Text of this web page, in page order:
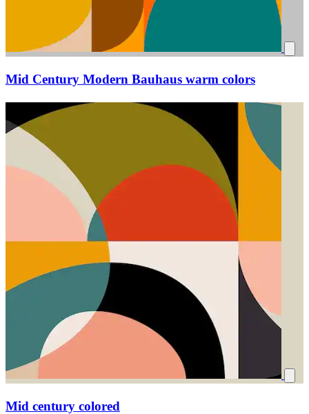
Mid Century Modern Bauhaus warm colors
Mid century colored